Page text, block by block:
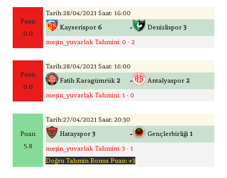
Puan
0.0
Tarih:28/04/2021 Saat: 16:00
Kayserispor 6 - Denizlispor 3
meşin_yuvarlak Tahmini: 0 - 2
Puan
0.0
Tarih:28/04/2021 Saat: 16:00
Fatih Karagümrük 2 - Antalyaspor 2
meşin_yuvarlak Tahmini: 1 - 0
Puan
5.8
Tarih:27/04/2021 Saat: 20:30
Hatayspor 3 - Gençlerbirliği 1
meşin_yuvarlak Tahmini: 3 - 1
Doğru Tahmin Bonus Puan: +3